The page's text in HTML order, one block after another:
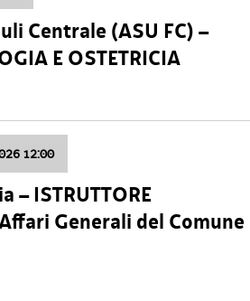
Centrale (ASU FC) –
E OSTETRICIA
12:00
– ISTRUTTORE
Generali del Comune